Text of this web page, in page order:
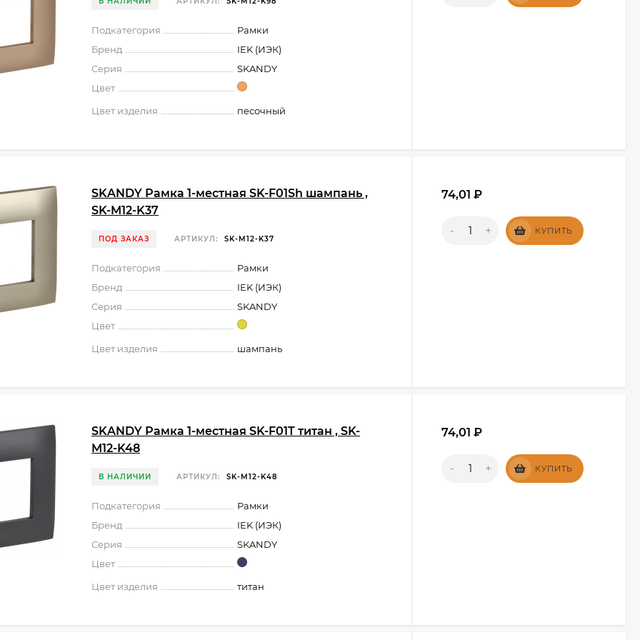
Подкатегория
Рамки
Бренд
IEK (ИЭК)
Серия
SKANDY
Цвет
Цвет изделия
песочный
SKANDY Рамка 1-местная SK-F01Sh шампань ,
SK-M12-K37
ПОД ЗАКАЗ АРТИКУЛ: SK-M12-K37
Подкатегория
Рамки
Бренд
IEK (ИЭК)
Серия
SKANDY
Цвет
Цвет изделия
шампань
74,01 ₽
- + КУПИТЬ
SKANDY Рамка 1-местная SK-F01T титан , SK-
M12-K48
В НАЛИЧИИ АРТИКУЛ: SK-M12-K48
Подкатегория
Рамки
Бренд
IEK (ИЭК)
Серия
SKANDY
Цвет
Цвет изделия
титан
74,01 ₽
- + КУПИТЬ